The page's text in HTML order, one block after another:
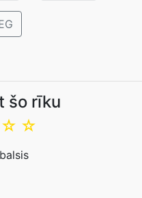
šo rīku
☆
☆
balsis